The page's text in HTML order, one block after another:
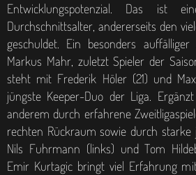
Entwicklungspotenzial. Das ist
Durchschnittsalter, andererseits den
geschuldet. Ein besonders
Markus Mahr, zuletzt Spieler der
steht mit Frederik Höler (21) und
jüngste Keeper-Duo der Liga.
anderem durch erfahrene
rechten Rückraum sowie durch
Nils Fuhrmann (links) und Tom
Emir Kurtagic bringt viel Erfahrung